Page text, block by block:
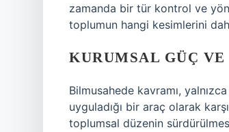
zamanda bir tür kontrol ve
toplumun hangi kesimlerini
KURUMSAL GÜÇ
Bilmusahede kavramı,
uyguladığı bir araç olarak
toplumsal düzenin